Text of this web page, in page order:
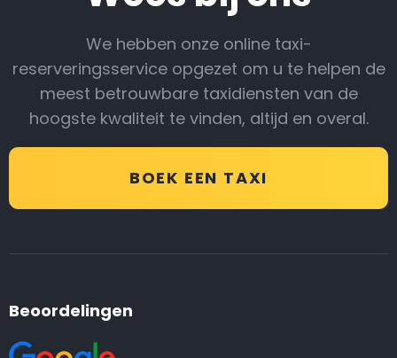
We hebben onze online taxi-
reserveringsservice opgezet om u te helpen de
meest betrouwbare taxidiensten van de
hoogste kwaliteit te vinden, altijd en overal.
BOEK EEN TAXI
Beoordelingen